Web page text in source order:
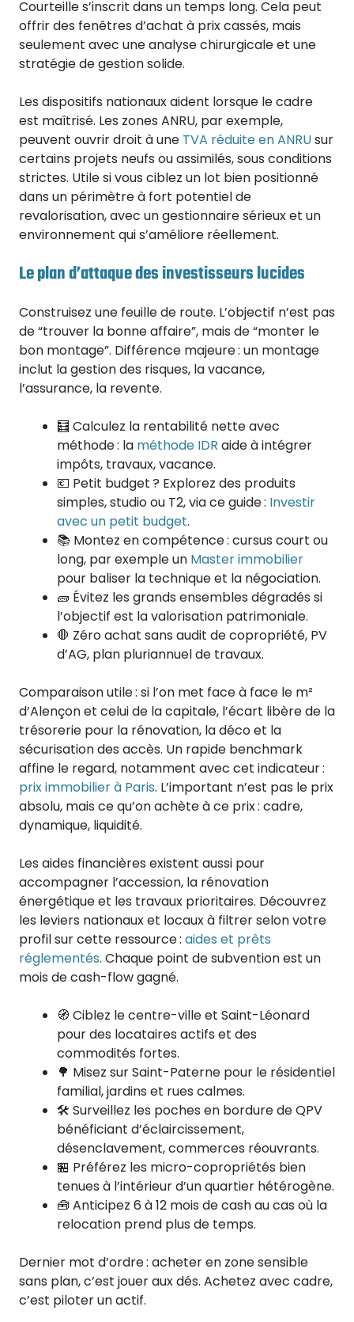
Courteille s’inscrit dans un temps long. Cela peut
offrir des fenêtres d’achat à prix cassés, mais
seulement avec une analyse chirurgicale et une
stratégie de gestion solide.
Les dispositifs nationaux aident lorsque le cadre
est maîtrisé. Les zones ANRU, par exemple,
peuvent ouvrir droit à une TVA réduite en ANRUsur
certains projets neufs ou assimilés, sous conditions
strictes. Utile si vous ciblez un lot bien positionné
dans un périmètre à fort potentiel de
revalorisation, avec un gestionnaire sérieux et un
environnement qui s’améliore réellement.
Le plan d’attaque des investisseurs lucides
Construisez une feuille de route. L’objectif n’est pas
de “trouver la bonne affaire”, mais de “monter le
bon montage”. Différence majeure : un montage
inclut la gestion des risques, la vacance,
l’assurance, la revente.
🧮 Calculez la rentabilité nette avec
méthode : la méthode IDR aide à intégrer
impôts, travaux, vacance.
💶 Petit budget ? Explorez des produits
simples, studio ou T2, via ce guide : Investir
avec un petit budget.
📚 Montez en compétence : cursus court ou
long, par exemple un Master immobilier
pour baliser la technique et la négociation.
🧱 Évitez les grands ensembles dégradés si
l’objectif est la valorisation patrimoniale.
🛑 Zéro achat sans audit de copropriété, PV
d’AG, plan pluriannuel de travaux.
Comparaison utile : si l’on met face à face le m²
d’Alençon et celui de la capitale, l’écart libère de la
trésorerie pour la rénovation, la déco et la
sécurisation des accès. Un rapide benchmark
affine le regard, notamment avec cet indicateur :
prix immobilier à Paris. L’important n’est pas le prix
absolu, mais ce qu’on achète à ce prix : cadre,
dynamique, liquidité.
Les aides financières existent aussi pour
accompagner l’accession, la rénovation
énergétique et les travaux prioritaires. Découvrez
les leviers nationaux et locaux à filtrer selon votre
profil sur cette ressource : aides et prêts
réglementés. Chaque point de subvention est un
mois de cash-flow gagné.
🧭 Ciblez le centre-ville et Saint-Léonard
pour des locataires actifs et des
commodités fortes.
🌳 Misez sur Saint-Paterne pour le résidentiel
familial, jardins et rues calmes.
🛠️ Surveillez les poches en bordure de QPV
bénéficiant d’éclaircissement,
désenclavement, commerces réouvrants.
🏪 Préférez les micro-copropriétés bien
tenues à l’intérieur d’un quartier hétérogène.
🧰 Anticipez 6 à 12 mois de cash au cas où la
relocation prend plus de temps.
Dernier mot d’ordre : acheter en zone sensible
sans plan, c’est jouer aux dés. Achetez avec cadre,
c’est piloter un actif.